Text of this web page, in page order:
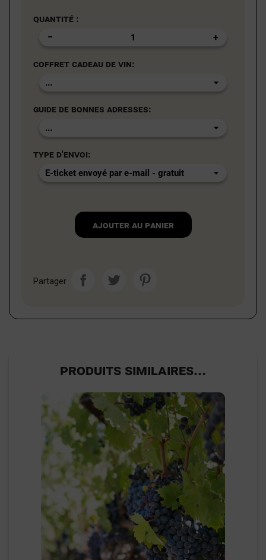
Quantité :
Coffret cadeau de vin:
Guide de bonnes adresses:
Type d'envoi:
Ajouter au panier
Partager
PRODUITS SIMILAIRES...